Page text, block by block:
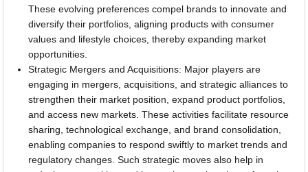
These evolving preferences compel brands to innovate and
diversify their portfolios, aligning products with consumer
values and lifestyle choices, thereby expanding market
opportunities.
Strategic Mergers and Acquisitions: Major players are
engaging in mergers, acquisitions, and strategic alliances to
strengthen their market position, expand product portfolios,
and access new markets. These activities facilitate resource
sharing, technological exchange, and brand consolidation,
enabling companies to respond swiftly to market trends and
regulatory changes. Such strategic moves also help in